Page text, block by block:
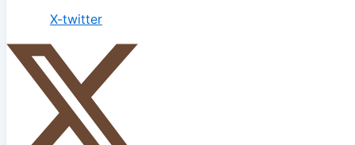
X-twitter